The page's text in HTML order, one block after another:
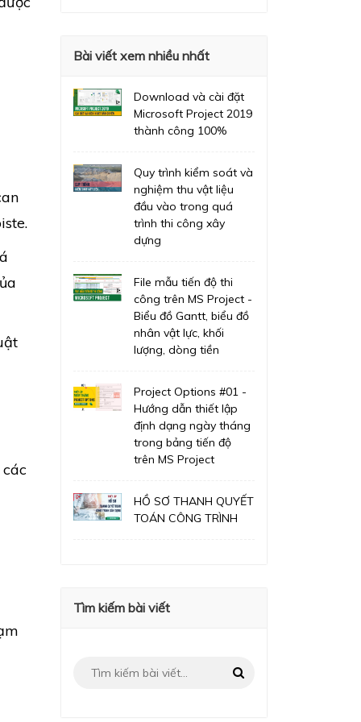
Bài viết xem nhiều nhất
Download và cài đặt
Microsoft Project 2019
thành công 100%
Quy trình kiểm soát và
nghiệm thu vật liệu
đầu vào trong quá
trình thi công xây
dựng
File mẫu tiến độ thi
công trên MS Project -
Biểu đồ Gantt, biểu đồ
nhân vật lực, khối
lượng, dòng tiền
Project Options #01 -
Hướng dẫn thiết lập
định dạng ngày tháng
trong bảng tiến độ
trên MS Project
HỒ SƠ THANH QUYẾT
TOÁN CÔNG TRÌNH
Tìm kiếm bài viết